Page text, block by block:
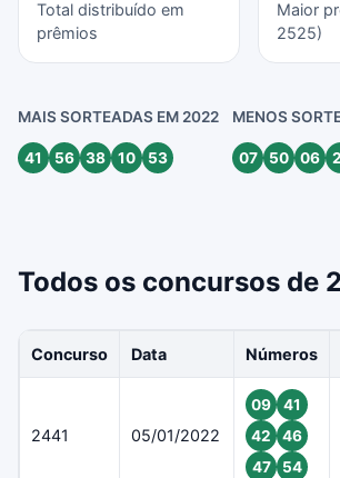
Total distribuído em
prêmios
Maior
2525)
MAIS SORTEADAS EM 2022
41 56 38 10 53
MENOS
07 50 06
Todos os concursos de
Concurso Data Números
2441 05/01/2022
09
41
42
46
47
54